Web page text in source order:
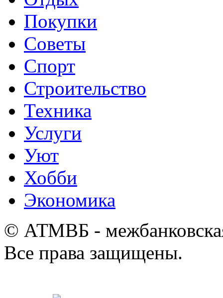
Покупки
Советы
Спорт
Строительство
Техника
Услуги
Уют
Хобби
Экономика
© АТМВБ -
Все права защищены.